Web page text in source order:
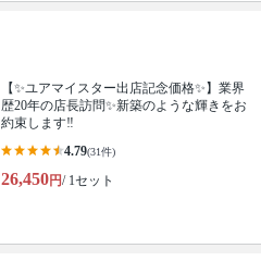
【✨ユアマイスター出店記念価格✨】業界
歴20年の店長訪問✨新築のような輝きをお
約束します‼️
4.79(31件)
26,450円/ 1セット